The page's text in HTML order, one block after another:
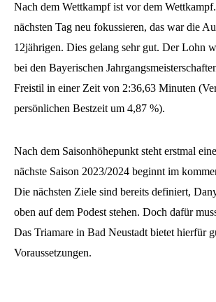
Nach dem Wettkampf ist vor dem
nächsten Tag neu fokussieren, das war die
12jährigen. Dies gelang sehr gut. Der Lohn
bei den Bayerischen
Freistil in einer Zeit von 2:36,63 Minuten
persönlichen Bestzeit um 4,87 %).
Nach dem Saisonhöhepunkt steht erstmal
nächste Saison 2023/2024 beginnt im
Die nächsten Ziele sind bereits definiert,
oben auf dem Podest stehen. Doch dafür
Das Triamare in Bad Neustadt bietet hierfür
Voraussetzungen.